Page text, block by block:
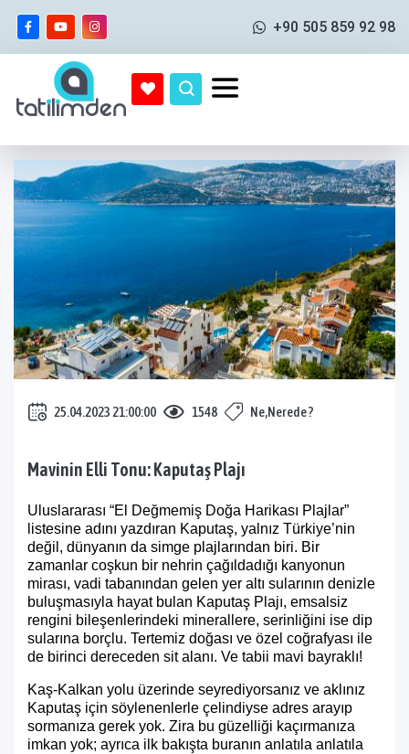
+90 505 859 92 98
25.04.2023 21:00:00 1548 Ne,Nerede ?
Mavinin Elli Tonu: Kaputaş Plajı
Uluslararası “El Değmemiş Doğa Harikası Plajlar”
listesine adını yazdıran Kaputaş, yalnız Türkiye’nin
değil, dünyanın da simge plajlarından biri. Bir
zamanlar coşkun bir nehrin çağıldadığı kanyonun
mirası, vadi tabanından gelen yer altı sularının denizle
buluşmasıyla hayat bulan Kaputaş Plajı, emsalsiz
rengini bileşenlerindeki minerallere, serinliğini ise dip
sularına borçlu. Tertemiz doğası ve özel coğrafyası ile
de birinci dereceden sit alanı. Ve tabii mavi bayraklı!
Kaş-Kalkan yolu üzerinde seyrediyorsanız ve aklınız
Kaputaş için söylenenlerle çelindiyse adres arayıp
sormanıza gerek yok. Zira bu güzelliği kaçırmanıza
imkan yok; ayrıca ilk bakışta buranın anlatıla anlatıla